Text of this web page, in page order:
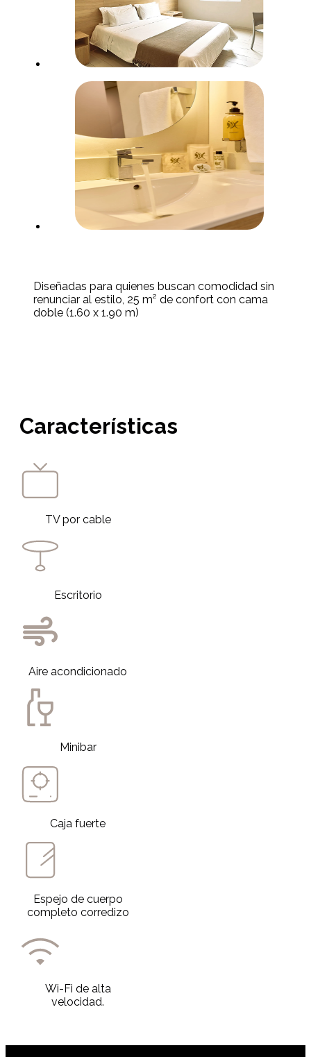
Diseñadas para quienes buscan comodidad sin
renunciar al estilo, 25 m² de confort con cama
doble (1.60 x 1.90 m)
Características
TV por cable
Escritorio
Aire acondicionado
Minibar
Caja fuerte
Espejo de cuerpo
completo corredizo
Wi-Fi de alta
velocidad.